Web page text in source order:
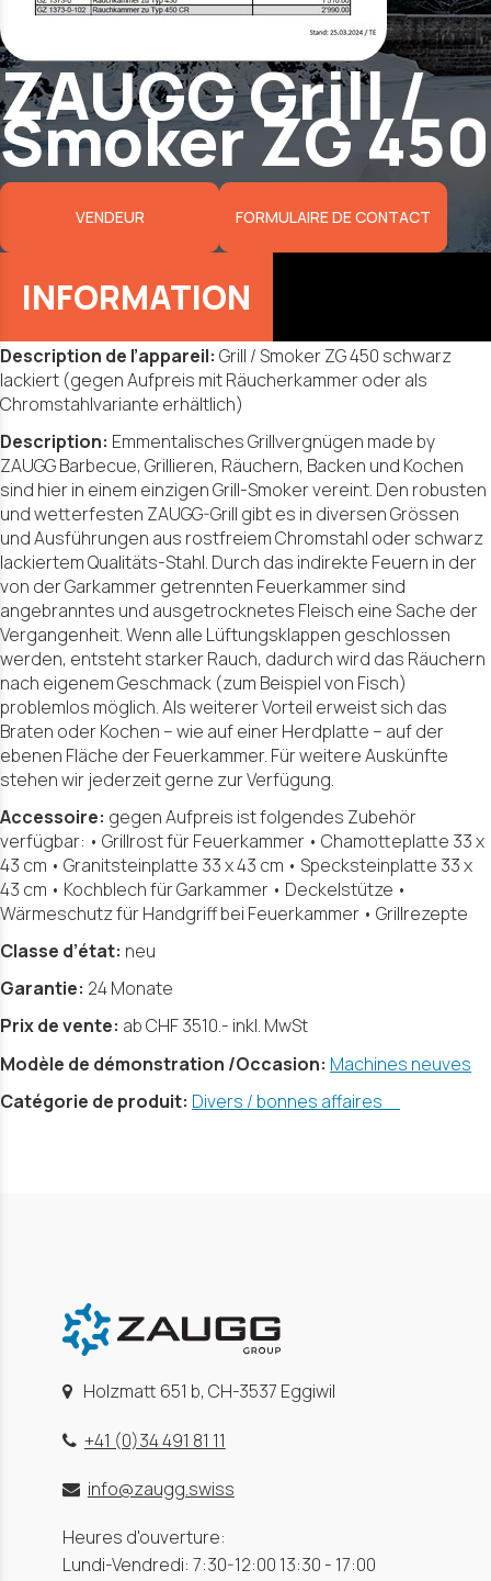
ZAUGG Grill /
Smoker ZG 450
VENDEUR FORMULAIRE DE CONTACT
Description de l’appareil: Grill / Smoker ZG 450 schwarz
lackiert (gegen Aufpreis mit Räucherkammer oder als
Chromstahlvariante erhältlich)
Description: Emmentalisches Grillvergnügen made by
ZAUGG Barbecue, Grillieren, Räuchern, Backen und Kochen
sind hier in einem einzigen Grill-Smoker vereint. Den robusten
und wetterfesten ZAUGG-Grill gibt es in diversen Grössen
und Ausführungen aus rostfreiem Chromstahl oder schwarz
lackiertem Qualitäts-Stahl. Durch das indirekte Feuern in der
von der Garkammer getrennten Feuerkammer sind
angebranntes und ausgetrocknetes Fleisch eine Sache der
Vergangenheit. Wenn alle Lüftungsklappen geschlossen
werden, entsteht starker Rauch, dadurch wird das Räuchern
nach eigenem Geschmack (zum Beispiel von Fisch)
problemlos möglich. Als weiterer Vorteil erweist sich das
Braten oder Kochen – wie auf einer Herdplatte – auf der
ebenen Fläche der Feuerkammer. Für weitere Auskünfte
stehen wir jederzeit gerne zur Verfügung.
Accessoire: gegen Aufpreis ist folgendes Zubehör
verfügbar: • Grillrost für Feuerkammer • Chamotteplatte 33 x
43 cm • Granitsteinplatte 33 x 43 cm • Specksteinplatte 33 x
43 cm • Kochblech für Garkammer • Deckelstütze •
Wärmeschutz für Handgriff bei Feuerkammer • Grillrezepte
Classe d’état: neu
Garantie: 24 Monate
Prix de vente: ab CHF 3510.- inkl. MwSt
Modèle de démonstration /Occasion: Machines neuves
Catégorie de produit: Divers / bonnes affaires
Holzmatt 651 b, CH-3537 Eggiwil
+41 (0)34 491 81 11
info@zaugg.swiss
Heures d'ouverture:
Lundi-Vendredi: 7:30-12:00 13:30 - 17:00